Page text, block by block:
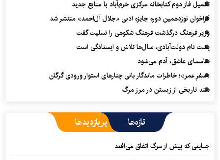
تکمیل فاز دوم کتابخانه مرکزی خرم‌آباد با منابع جدید
فراخوان نوزدهمین دوره جایزه ادبی «جلال آل‌احمد» منتشر شد
وزیر فرهنگ درگذشت فرهنگ شکوهی را تسلیت گفت
پشت نام دولت‌آبادی، سال‌ها تلاش و ایستادگی است
سامسای عاشق، آدم می‌شود
«سفرِ عمر»؛ خاطرات ماندگار بانی چنارهای استوار ورودی گرگان
سند تاریخی از زیستن در مرز مرگ
تازه‌ها پربازدیدها
جنایتی که پیش از مرگ اتفاق می‌افتد